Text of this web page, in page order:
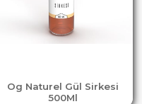
Og Naturel Gül Sirkesi
500Ml